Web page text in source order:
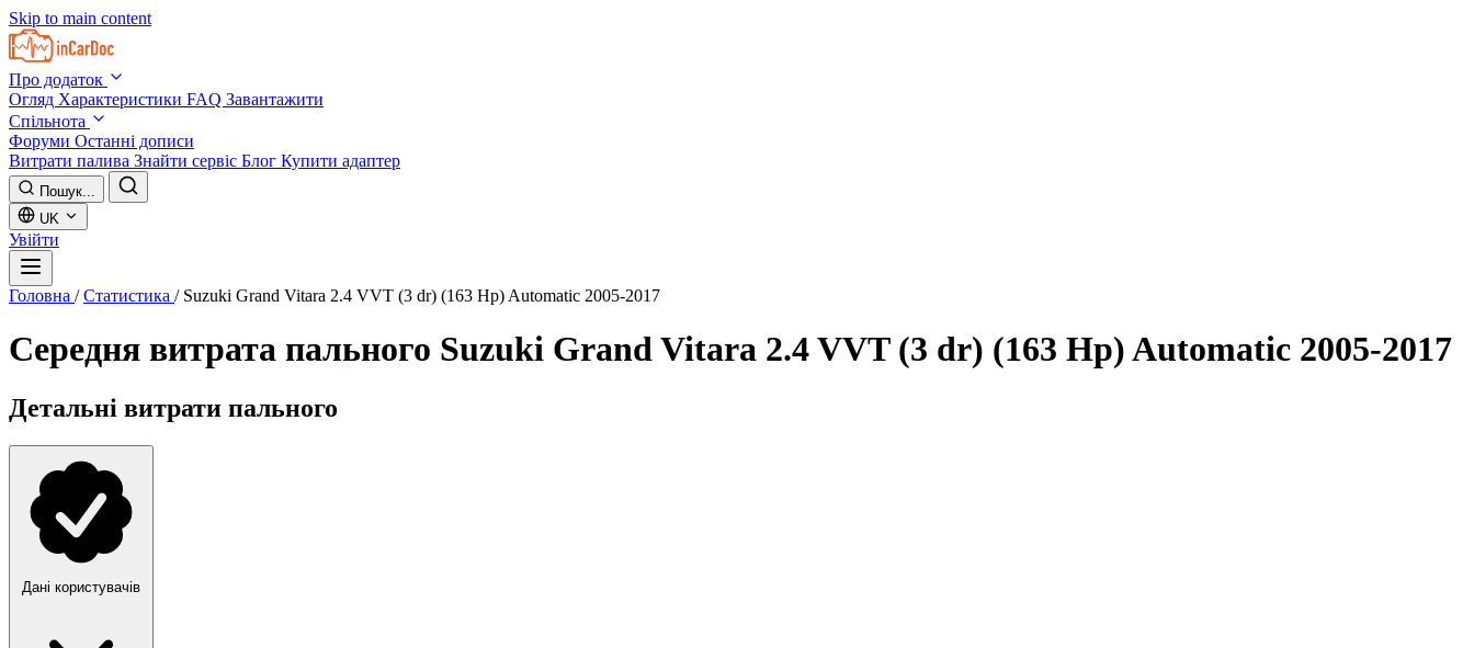
Skip to main content
Про додаток
Огляд Характеристики FAQ Завантажити
Спільнота
Форуми Останні дописи
Витрати палива Знайти сервіс Блог Купити адаптер
Пошук...
UK
Увійти
Головна / Статистика / Suzuki Grand Vitara 2.4 VVT (3 dr) (163 Hp) Automatic 2005-2017
Середня витрата пального Suzuki Grand Vitara 2.4 VVT (3 dr) (163 Hp) Automatic 2005-2017
Детальні витрати пального
Дані користувачів